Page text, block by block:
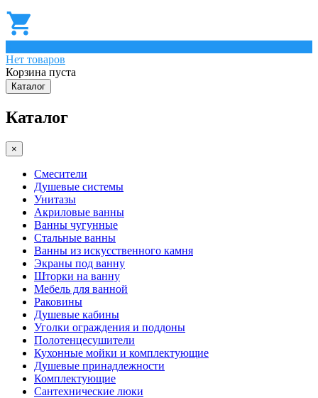
Нет товаров
Корзина пуста
Каталог
Каталог
×
Смесители
Душевые системы
Унитазы
Акриловые ванны
Ванны чугунные
Стальные ванны
Ванны из искусственного камня
Экраны под ванну
Шторки на ванну
Мебель для ванной
Раковины
Душевые кабины
Уголки ограждения и поддоны
Полотенцесушители
Кухонные мойки и комплектующие
Душевые принадлежности
Комплектующие
Сантехнические люки